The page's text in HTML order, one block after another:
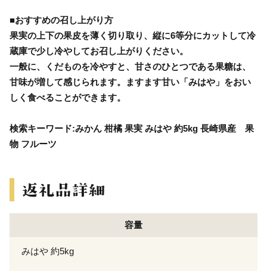
■おすすめの召し上がり方
果実の上下の果皮を薄く切り取り、縦に6等分にカットして冷
蔵庫で少し冷やしてお召し上がりください。
一般に、くだものを冷やすと、甘さのひとつである果糖は、
甘味が増して感じられます。ますます甘い「みはや」をおい
しく食べることができます。
検索キーワード:みかん 柑橘 果実 みはや 約5kg 長崎県産 果
物 フルーツ
容量
みはや 約5kg